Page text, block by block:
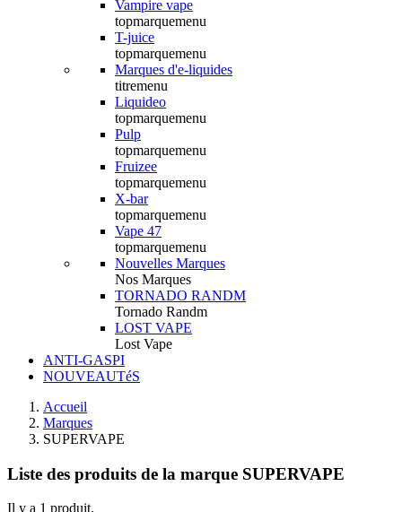
Vampire vape
topmarquemenu
T-juice
topmarquemenu
Marques d'e-liquides
titremenu
Liquideo
topmarquemenu
Pulp
topmarquemenu
Fruizee
topmarquemenu
X-bar
topmarquemenu
Vape 47
topmarquemenu
Nouvelles Marques
Nos Marques
TORNADO RANDM
Tornado Randm
LOST VAPE
Lost Vape
ANTI-GASPI
NOUVEAUTéS
Accueil
Marques
SUPERVAPE
Liste des produits de la marque SUPERVAPE
Il y a 1 produit.